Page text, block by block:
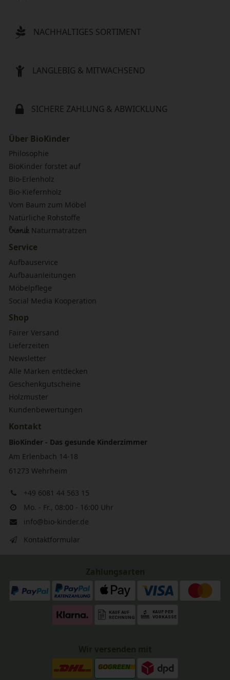
NACHHALTIGES SORTIMENT
LANGLEBIG & MITWACHSEND
SICHERE ZAHLUNG & ABWICKLUNG
Über BioKinder
Philosophie
BioKinder forstet auf
Bio-Erlenholz
Bio-Kiefernholz
Vom Baum zum Möbel
Natürliche Rohstoffe
bionik Naturmatratzen
Service
Aufbauservice
Aufbauanleitungen
Möbelpflege
Social Media Kooperation
Shop
Fairer Versand
Lieferzeiten
Newsletter
Alle Marken entdecken
Geschenkgutscheine
Holzmuster
Kundenbewertungen
Kontakt
BioKinder - Das gesunde Kinderzimmer
Am Erlenbach 14-18
61273 Wehrheim
+49 6081 44 563 15
Mo. - Fr., 08:00 - 16:00 Uhr
info@bio-kinder.de
Kontaktformular
Zahlungsarten
Wir versenden mit